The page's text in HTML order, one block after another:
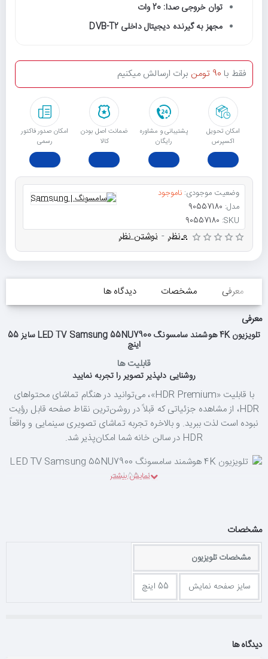
توان خروجی صدا: 20 وات
مجهز به گیرنده دیجیتال داخلی DVB-T2
امکان تحویل
اکسپرس
پشتیبانی و مشاوره
رایگان
ﺿﻤﺎﻧﺖ اﺻﻞ ﺑﻮدن
ﮐﺎﻟﺎ
امکان صدور فاکتور
رسمی
فقط با 90 تومن برات ارسالش میکنیم
وضعیت موجودی: ناموجود
مدل: 90557180
SKU:
90557180
0 نظر - نوشتن نظر
معرفی مشخصات
دیدگاه ها
معرفی
تلویزیون 4K هوشمند سامسونگ LED TV Samsung 55NU7900 سایز 55
اینچ
قابلیت ها
روشنایی دلپذیر تصویر را تجربه نمایید
با قابلیت «HDR Premium»، می‌توانید در هنگام تماشای محتواهای
HDR، از مشاهده جزئیاتی که قبلاً در روشن‌ترین نقاط صفحه قابل رؤیت
نبوده است لذت ببرید. و بالاخره تجربه تماشای تصویری سینمایی و واقعاً
HDR در سالن خانه شما امکان‌پذیر شد.
گسترده‌تری از رنگ‌ها و گرادیان های رنگ را به تصویر می‌کشد که کاملاً
نزدیک به واقعیت است، و شما را به واقعیت تصاویر در طبیعت نزدیک‌تر
یعنی چهار برابر نمایشگر Full HD—برای ایجاد تصاویر دقیق نیاز به نقاط
مشخصات
مشخصات تلویزیون
سایز صفحه نمایش
55 اینچ
دیدگاه ها